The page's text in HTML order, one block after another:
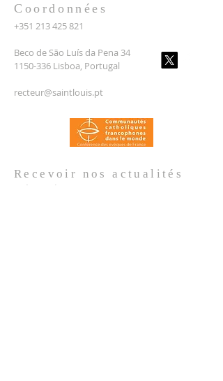
Coordonnées
+351 213 425 821
Beco de São Luís da Pena 34
1150-336 Lisboa, Portugal
recteur@saintlouis.pt
Recevoir nosactualités
Prénom
*